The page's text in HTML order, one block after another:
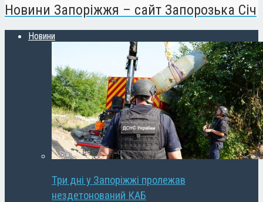
Новини Запоріжжя – сайт Запорозька Січ
Новини
Три дні у Запоріжжі пролежав
нездетонований КАБ